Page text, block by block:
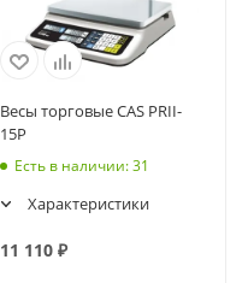
Весы торговые CAS PRII-
15P
Есть в наличии: 31
Характеристики
11 110₽